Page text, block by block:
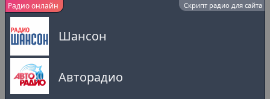
Радио онлайн Скрипт радио для сайта
Шансон
Авторадио